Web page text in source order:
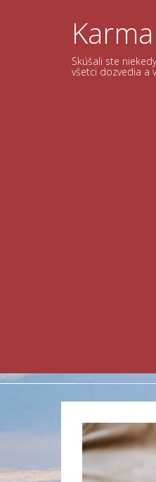
Skúšali ste
všetci dozvedia a